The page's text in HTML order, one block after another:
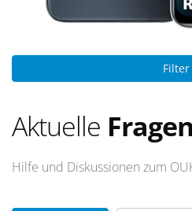
Filter
Aktuelle Fragen
Hilfe und Diskussionen zum